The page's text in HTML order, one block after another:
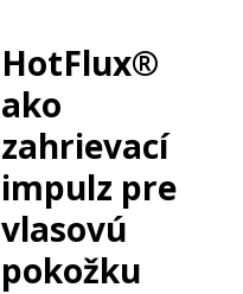
HotFlux®
ako
zahrievací
impulz pre
vlasovú
pokožku